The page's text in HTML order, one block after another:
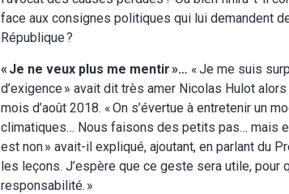
face aux consignes politiques qui lui demandent
République?
« Je ne veux plus me mentir »… «Je me suis
d’exigence» avait dit très amer Nicolas Hulot
mois d’août 2018. «On s’évertue à entretenir un
climatiques… Nous faisons des petits pas… mais
est non» avait-il expliqué, ajoutant, en parlant du
les leçons. J’espère que ce geste sera utile, pour
responsabilité. »